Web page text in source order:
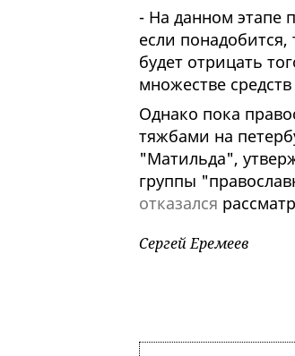
- На данном этапе
если
будет отрицать
множестве
Однако пока
тяжбами на
"Матильда",
группы
отказался
Сергей Еремеев